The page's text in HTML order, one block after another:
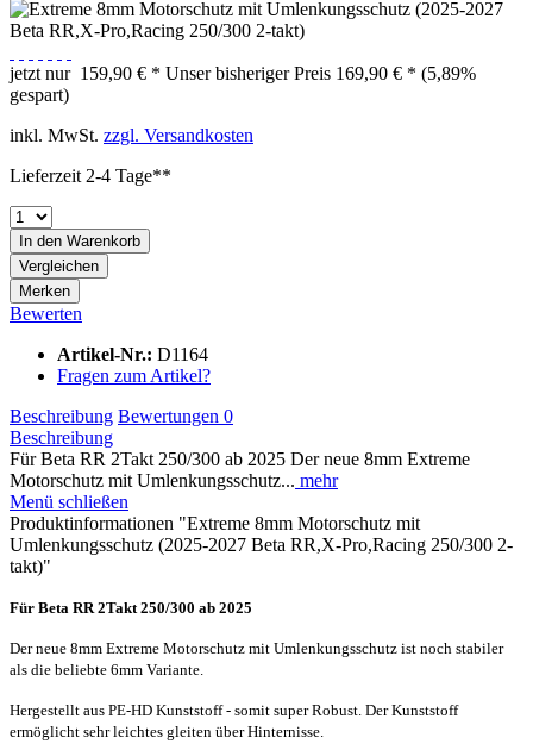
jetzt nur 159,90 € * Unser bisheriger Preis 169,90 € * (5,89%
gespart)
inkl. MwSt. zzgl. Versandkosten
Lieferzeit 2-4 Tage**
In den Warenkorb
Vergleichen
Merken
Bewerten
Artikel-Nr.: D1164
Fragen zum Artikel?
Beschreibung Bewertungen 0
Beschreibung
Für Beta RR 2Takt 250/300 ab 2025 Der neue 8mm Extreme
Motorschutz mit Umlenkungsschutz... mehr
Menü schließen
Produktinformationen "Extreme 8mm Motorschutz mit
Umlenkungsschutz (2025-2027 Beta RR,X-Pro,Racing 250/300 2-
takt)"
Für Beta RR 2Takt 250/300 ab 2025
Der neue 8mm Extreme Motorschutz mit Umlenkungsschutz ist noch stabiler
als die beliebte 6mm Variante.
Hergestellt aus PE-HD Kunststoff - somit super Robust. Der Kunststoff
ermöglicht sehr leichtes gleiten über Hinternisse.